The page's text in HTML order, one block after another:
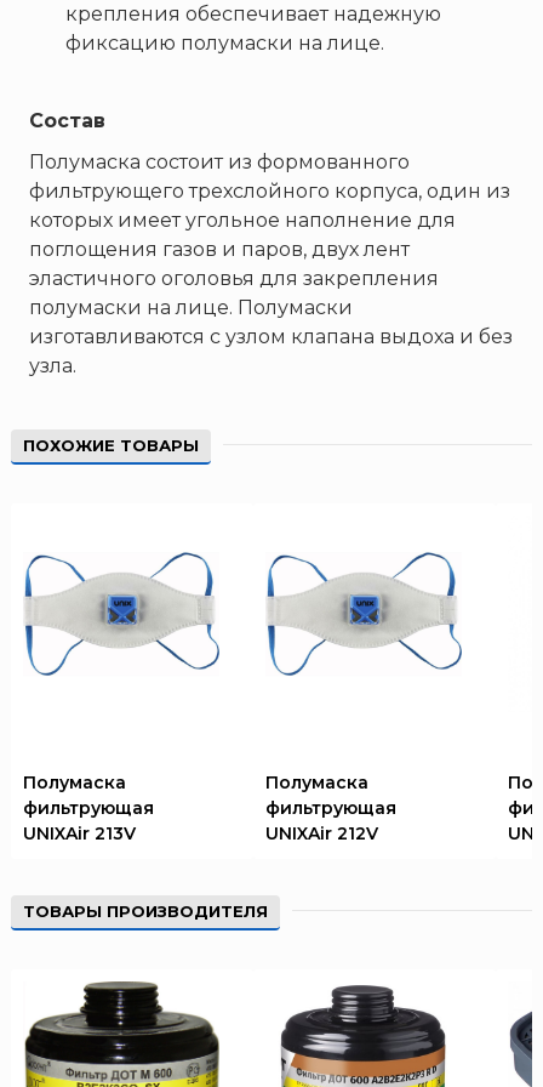
ТЕМПЕРО
Феникс
Эридан
ЮНИТЕСТ
Ярпожинвест
крепления обеспечивает надежную
фиксацию полумаски на лице.
Состав
Полумаска состоит из формованного
фильтрующего трехслойного корпуса, один из
которых имеет угольное наполнение для
поглощения газов и паров, двух лент
эластичного оголовья для закрепления
полумаски на лице. Полумаски
изготавливаются с узлом клапана выдоха и без
узла.
ПОХОЖИЕ ТОВАРЫ
Полумаска
фильтрующая
UNIXAir 213V
Полумаска
фильтрующая
UNIXAir 212V
ТОВАРЫ ПРОИЗВОДИТЕЛЯ